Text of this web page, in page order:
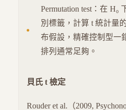
Permutation test：在 H₀
別標籤，計算 t 統計量
布假設，精確控制型一
排列通常足夠。
貝氏 t 檢定
Rouder et al.（2009,